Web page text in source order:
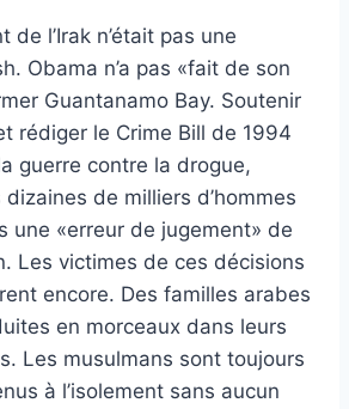
de l’Irak n’était pas une
Obama n’a pas «fait de son
Guantanamo Bay. Soutenir
rédiger le Crime Bill de 1994
guerre contre la drogue,
de milliers d’hommes
une «erreur de jugement» de
Les victimes de ces décisions
encore. Des familles arabes
en morceaux dans leurs
Les musulmans sont toujours
à l’isolement sans aucun